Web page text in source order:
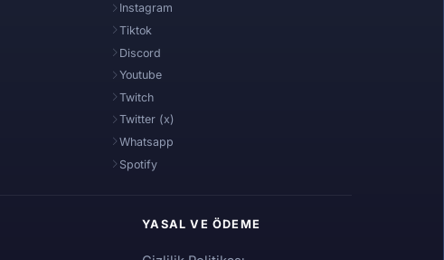
Instagram
Tiktok
Discord
Youtube
Twitch
Twitter (x)
Whatsapp
Spotify
YASAL VE ÖDEME